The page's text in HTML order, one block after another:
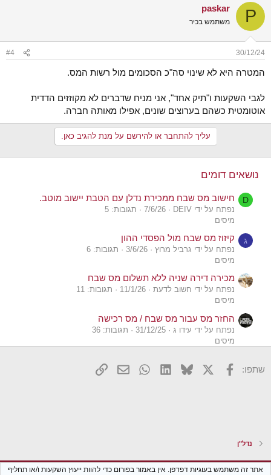
P
paskar
משתמש בכיר
30/12/24
#4
המטרה היא לא שינוי סה"כ הסכומים מול רשות המס.
לגבי השקעות ו"תיק אחד", אני מניח שדברים לא מקוזזים הדדית
אוטומטית כשהם בערוצים שונים, אפילו מאותה חברה.
עליך להתחבר או להירשם על מנת להגיב כאן.
נושאים דומים
D חישוב מס שבח ממכירת נדלן עם הטבת יישוב מוטב.
נפתח על ידי DEIV 7/6/26
תגובות: 5
מיסים
ג קיזוז מס שבח מול הפסדי ההון
נפתח על ידי גרביל מרוץ 3/6/26
תגובות: 6
מיסים
מכירה דירה שניה ללא תשלום מס שבח
נפתח על ידי חשוב לדעת 11/1/26
תגובות: 11
מיסים
החזר מס עבור מס שבח / מס רכישה
נפתח על ידי עידו ג 31/12/25
תגובות: 36
מיסים
קודמת עקב פריסה לאחור של מס שבח?
נפתח על ידי רוצה לדעת הכל 17/11/25
תגובות: 0
שתפו: פייסבוק
X
Bluesky
LinkedIn
WhatsApp
דואר אלקטרוני
נדל"ן
Xenforo Classic עברית (he_IL)
אתר זה משתמש בעוגיות דפדפן. אין באמור בפורום כדי להוות ייעוץ השקעות ו/או תחליף